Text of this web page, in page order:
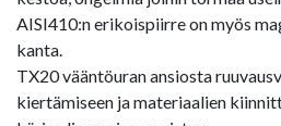
AISI410:n erikoispiirre on myös
kanta.
TX20 vääntöuran ansiosta
kiertämiseen ja materiaalien